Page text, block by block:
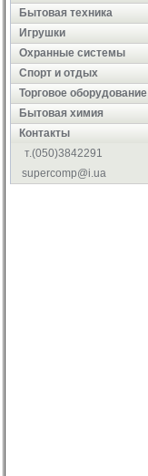
Бытовая техника
Игрушки
Охранные системы
Cпорт и отдых
Торговое оборудование
Бытовая химия
Контакты
т.(050)3842291
supercomp@i.ua